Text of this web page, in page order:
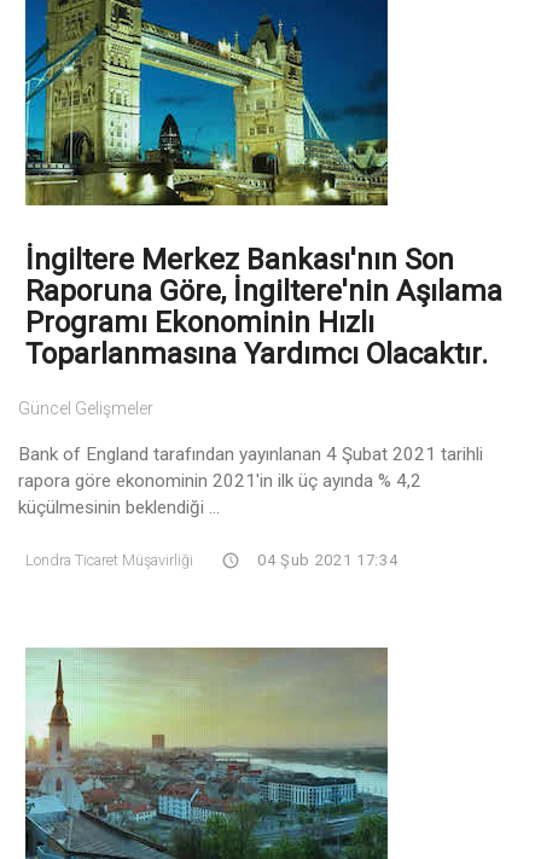
İngiltere Merkez Bankası'nın Son
Raporuna Göre, İngiltere'nin Aşılama
Programı Ekonominin Hızlı
Toparlanmasına Yardımcı Olacaktır.
Güncel Gelişmeler
Bank of England tarafından yayınlanan 4 Şubat 2021 tarihli
rapora göre ekonominin 2021'in ilk üç ayında % 4,2
küçülmesinin beklendiği ...
Londra Ticaret Müşavirliği 04 Şub 2021 17:34